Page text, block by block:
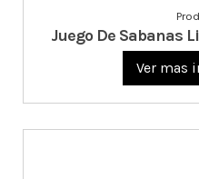
Juego De Sabanas
Ver mas